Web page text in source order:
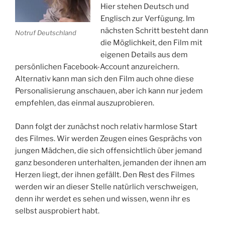
Notruf Deutschland
Hier stehen Deutsch und
Englisch zur Verfügung. Im
nächsten Schritt besteht dann
die Möglichkeit, den Film mit
eigenen Details aus dem
persönlichen Facebook-Account anzureichern.
Alternativ kann man sich den Film auch ohne diese
Personalisierung anschauen, aber ich kann nur jedem
empfehlen, das einmal auszuprobieren.
Dann folgt der zunächst noch relativ harmlose Start
des Filmes. Wir werden Zeugen eines Gesprächs von
jungen Mädchen, die sich offensichtlich über jemand
ganz besonderen unterhalten, jemanden der ihnen am
Herzen liegt, der ihnen gefällt. Den Rest des Filmes
werden wir an dieser Stelle natürlich verschweigen,
denn ihr werdet es sehen und wissen, wenn ihr es
selbst ausprobiert habt.